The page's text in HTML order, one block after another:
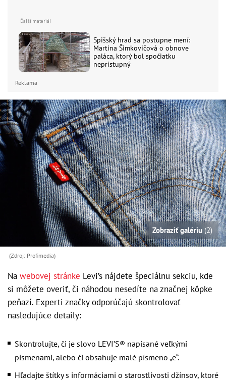
Spišský hrad sa postupne mení:
Martina Šimkovičová o obnove
paláca, ktorý bol spočiatku
neprístupný
Reklama
Zobraziť galériu (2)
(Zdroj: Profimedia)
Na webovej stránke Levi’s nájdete špeciálnu sekciu, kde
si môžete overiť, či náhodou nesedíte na značnej kôpke
peňazí. Experti značky odporúčajú skontrolovať
nasledujúce detaily:
Skontrolujte, či je slovo LEVI’S® napísané veľkými
písmenami, alebo či obsahuje malé písmeno „e“.
Hľadajte štítky s informáciami o starostlivosti džínsov, ktoré